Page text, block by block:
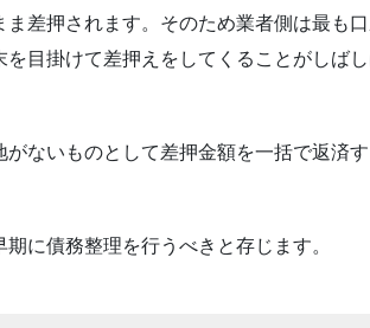
差押されます。そのため業者側は最も
目掛けて差押えをしてくることがしば
ないものとして差押金額を一括で返済す
に債務整理を行うべきと存じます。